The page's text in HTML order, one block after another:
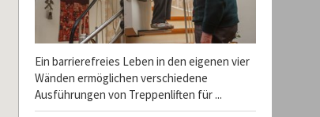
Ein barrierefreies Leben in den eigenen vier
Wänden ermöglichen verschiedene
Ausführungen von Treppenliften für ...